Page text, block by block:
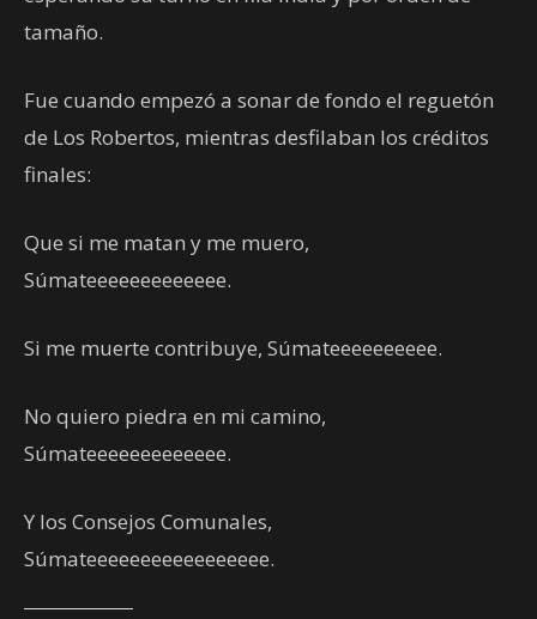
tamaño.
Fue cuando empezó a sonar de fondo el reguetón
de Los Robertos, mientras desfilaban los créditos
finales:
Que si me matan y me muero,
Súmateeeeeeeeeeeee.
Si me muerte contribuye, Súmateeeeeeeeee.
No quiero piedra en mi camino,
Súmateeeeeeeeeeeee.
Y los Consejos Comunales,
Súmateeeeeeeeeeeeeeeee.